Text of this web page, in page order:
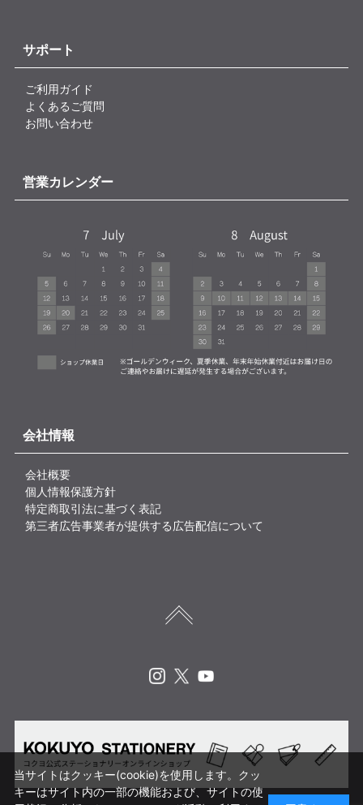
サポート
ご利用ガイド
よくあるご質問
お問い合わせ
営業カレンダー
会社情報
会社概要
個人情報保護方針
特定商取引法に基づく表記
第三者広告事業者が提供する広告配信について
当サイトはクッキー(cookie)を使用します。クッ
キーはサイト内の一部の機能および、サイトの使